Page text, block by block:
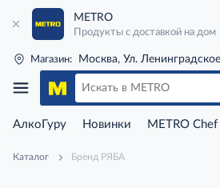
METRO
Продукты с доставкой на дом
Магазин: Москва, Ул.
АлкоГуру Новинки METRO Chef
Каталог Бренд РЯБА